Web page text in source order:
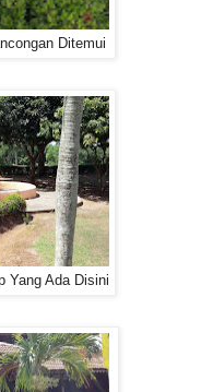
Ditemui
Yang Ada Disini